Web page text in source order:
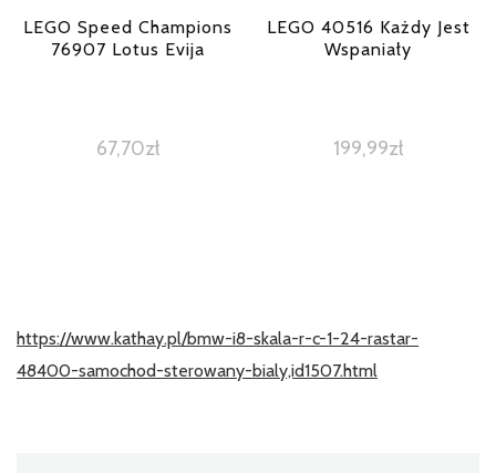
LEGO Speed Champions
76907 Lotus Evija
67,70zł
LEGO 40516 Każdy Jest
Wspaniały
199,99zł
https://www.kathay.pl/bmw-i8-skala-r-c-1-24-rastar-
48400-samochod-sterowany-bialy,id1507.html